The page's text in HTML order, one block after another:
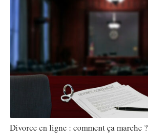
Divorce en ligne : comment ça marche ?